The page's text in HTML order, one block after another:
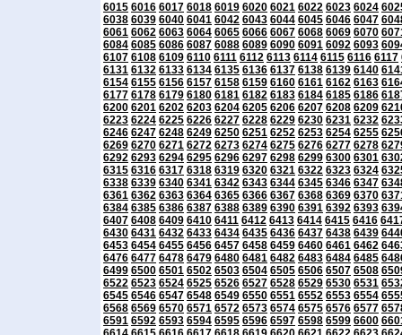
6015 6016 6017 6018 6019 6020 6021 6022 6023 6024
6038 6039 6040 6041 6042 6043 6044 6045 6046 6047
6061 6062 6063 6064 6065 6066 6067 6068 6069 6070
6084 6085 6086 6087 6088 6089 6090 6091 6092 6093
6107 6108 6109 6110 6111 6112 6113 6114 6115 6116 6117
6131 6132 6133 6134 6135 6136 6137 6138 6139 6140
6154 6155 6156 6157 6158 6159 6160 6161 6162 6163
6177 6178 6179 6180 6181 6182 6183 6184 6185 6186
6200 6201 6202 6203 6204 6205 6206 6207 6208 6209
6223 6224 6225 6226 6227 6228 6229 6230 6231 6232
6246 6247 6248 6249 6250 6251 6252 6253 6254 6255
6269 6270 6271 6272 6273 6274 6275 6276 6277 6278
6292 6293 6294 6295 6296 6297 6298 6299 6300 6301
6315 6316 6317 6318 6319 6320 6321 6322 6323 6324
6338 6339 6340 6341 6342 6343 6344 6345 6346 6347
6361 6362 6363 6364 6365 6366 6367 6368 6369 6370
6384 6385 6386 6387 6388 6389 6390 6391 6392 6393
6407 6408 6409 6410 6411 6412 6413 6414 6415 6416
6430 6431 6432 6433 6434 6435 6436 6437 6438 6439
6453 6454 6455 6456 6457 6458 6459 6460 6461 6462
6476 6477 6478 6479 6480 6481 6482 6483 6484 6485
6499 6500 6501 6502 6503 6504 6505 6506 6507 6508
6522 6523 6524 6525 6526 6527 6528 6529 6530 6531
6545 6546 6547 6548 6549 6550 6551 6552 6553 6554
6568 6569 6570 6571 6572 6573 6574 6575 6576 6577
6591 6592 6593 6594 6595 6596 6597 6598 6599 6600